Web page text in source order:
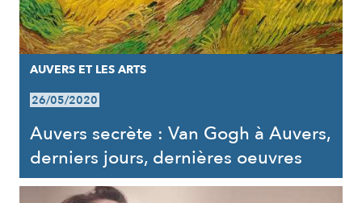
AUVERS ET LES ARTS
26/05/2020
Auvers secrète : Van Gogh à Auvers,
derniers jours, dernières oeuvres